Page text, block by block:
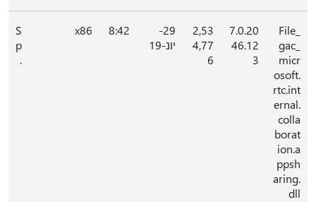
File_
gac_
micr
osoft.
rtc.int
ernal.
colla
borat
ion.a
ppsh
aring.
dll
7.0.20
46.12
3
2,53
4,77
6
29-
יונ-19
8:42
x86
S
p
.